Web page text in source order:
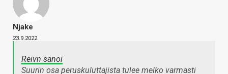
Njake
23.9.2022
Reivn sanoi
Suurin osa peruskuluttajista tulee melko varmasti